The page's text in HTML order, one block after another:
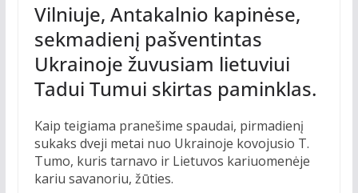
Vilniuje, Antakalnio kapinėse,
sekmadienį pašventintas
Ukrainoje žuvusiam lietuviui
Tadui Tumui skirtas paminklas.
Kaip teigiama pranešime spaudai, pirmadienį
sukaks dveji metai nuo Ukrainoje kovojusio T.
Tumo, kuris tarnavo ir Lietuvos kariuomenėje
kariu savanoriu, žūties.